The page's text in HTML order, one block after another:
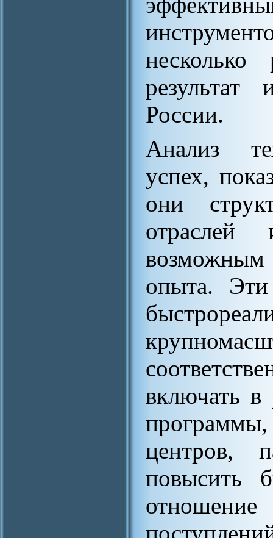
результат
России.
Анализ
успех,
они
опыта. Эти
включать в
центров,
повысить